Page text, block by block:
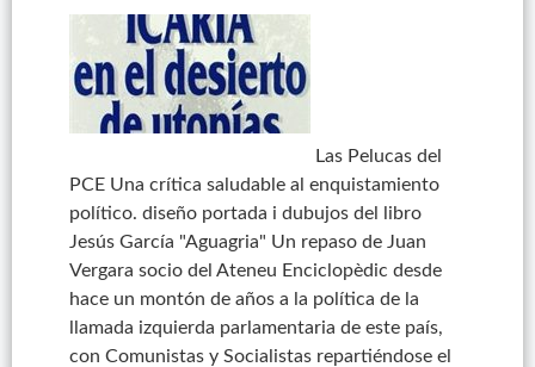
Las Pelucas del
PCE Una crítica saludable al enquistamiento
político. diseño portada i dubujos del libro
Jesús García "Aguagria" Un repaso de Juan
Vergara socio del Ateneu Enciclopèdic desde
hace un montón de años a la política de la
llamada izquierda parlamentaria de este país,
con Comunistas y Socialistas repartiéndose el